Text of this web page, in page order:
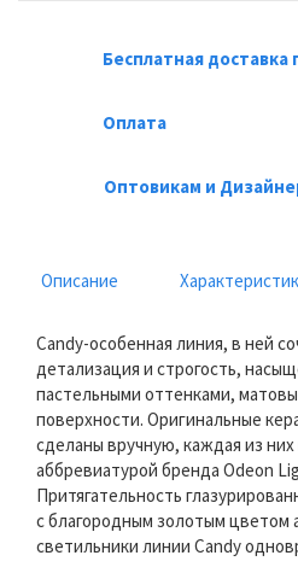
Бесплатная доставка
Оплата
Оптовикам и
Описание
Candy-особенная линия, в ней
детализация и строгость,
пастельными оттенками,
поверхности. Оригинальные
сделаны вручную, каждая из
аббревиатурой бренда Odeon
Притягательность
с благородным золотым цветом
светильники линии Candy